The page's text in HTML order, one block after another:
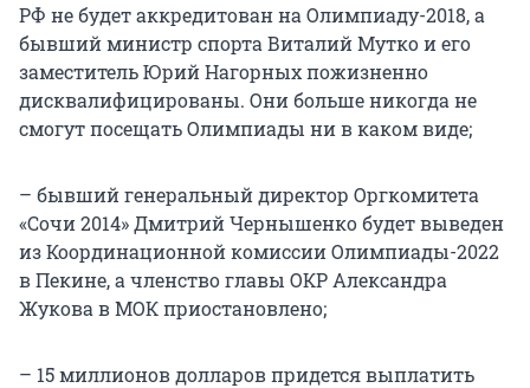
РФ не будет аккредитован на Олимпиаду-2018, а
бывший министр спорта Виталий Мутко и его
заместитель Юрий Нагорных пожизненно
дисквалифицированы. Они больше никогда не
смогут посещать Олимпиады ни в каком виде;
– бывший генеральный директор Оргкомитета
«Сочи 2014» Дмитрий Чернышенко будет выведен
из Координационной комиссии Олимпиады-2022
в Пекине, а членство главы ОКР Александра
Жукова в МОК приостановлено;
– 15 миллионов долларов придется выплатить